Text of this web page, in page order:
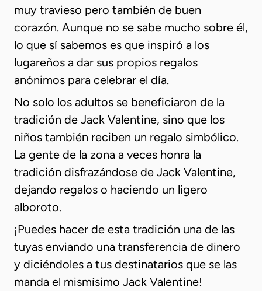
muy travieso pero también de buen
corazón. Aunque no se sabe mucho sobre él,
lo que sí sabemos es que inspiró a los
lugareños a dar sus propios regalos
anónimos para celebrar el día.
No solo los adultos se beneficiaron de la
tradición de Jack Valentine, sino que los
niños también reciben un regalo simbólico.
La gente de la zona a veces honra la
tradición disfrazándose de Jack Valentine,
dejando regalos o haciendo un ligero
alboroto.
¡Puedes hacer de esta tradición una de las
tuyas enviando una transferencia de dinero
y diciéndoles a tus destinatarios que se las
manda el mismísimo Jack Valentine!